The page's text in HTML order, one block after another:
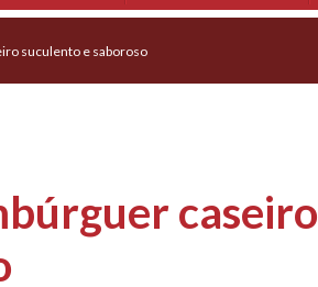
suculento e saboroso
caseiro